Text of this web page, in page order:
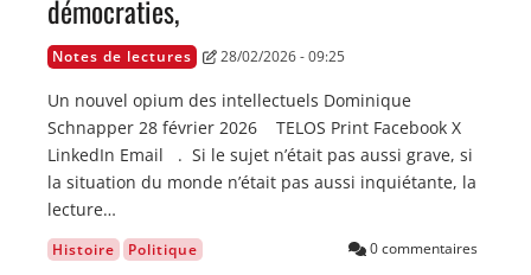
démocraties,
Notes de lectures 28/02/2026 - 09:25
Un nouvel opium des intellectuels Dominique
Schnapper 28 février 2026 TELOS Print Facebook X
LinkedIn Email . Si le sujet n’était pas aussi grave, si
la situation du monde n’était pas aussi inquiétante, la
lecture…
Histoire Politique 0 commentaires